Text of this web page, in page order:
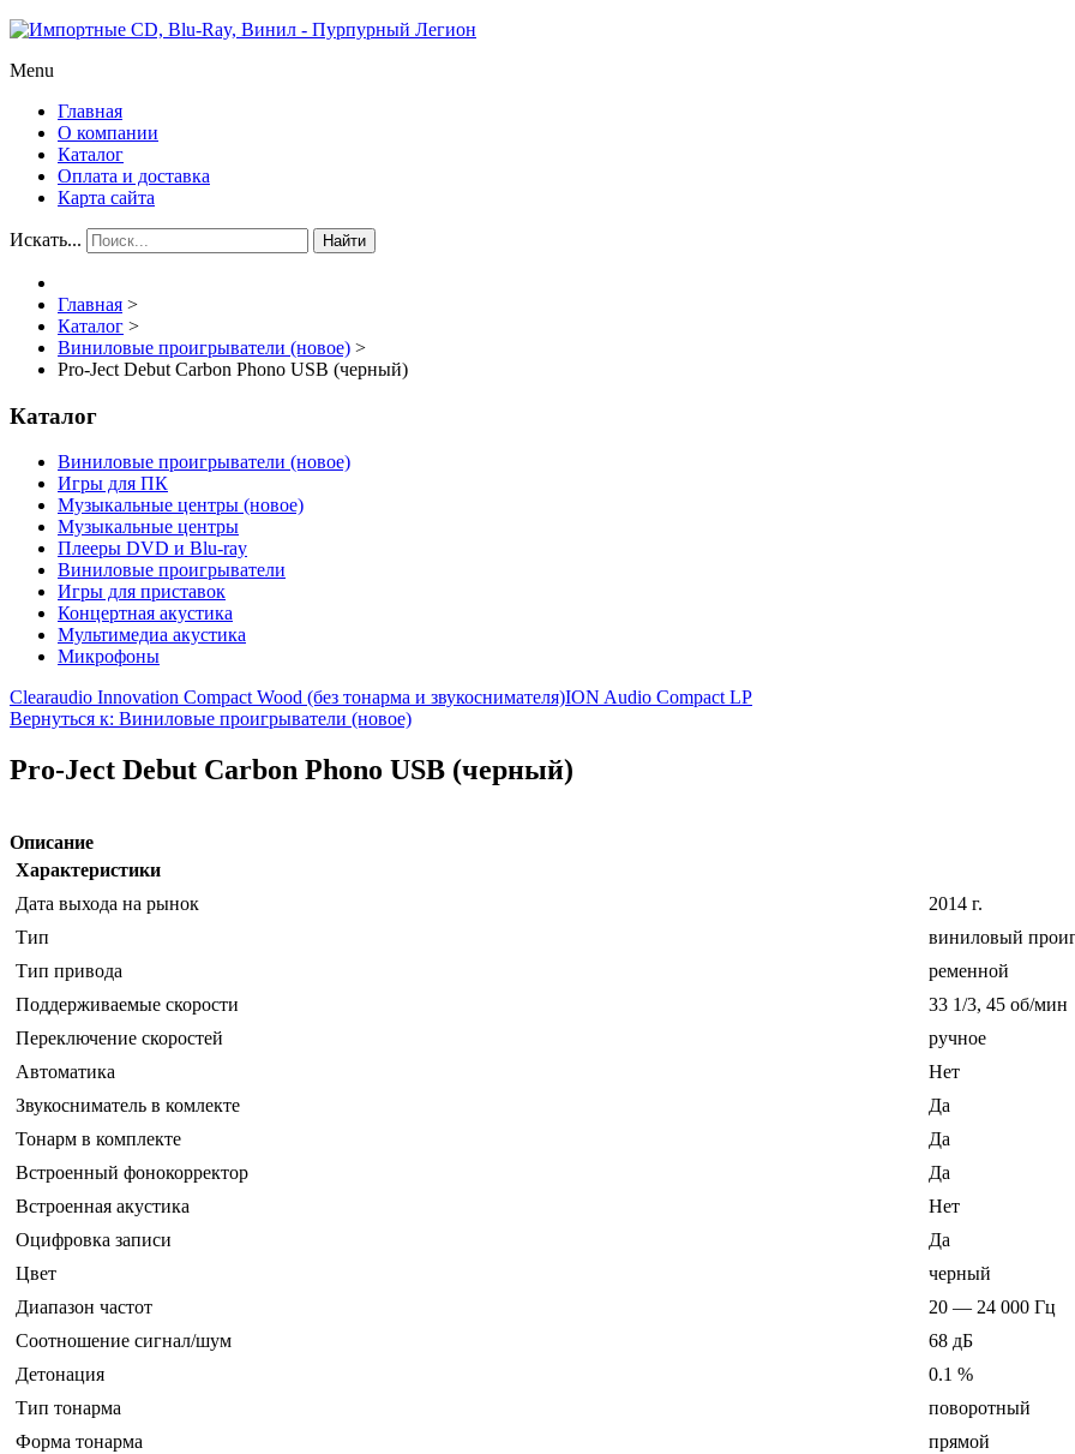
Menu
Главная
О компании
Каталог
Оплата и доставка
Карта сайта
Искать... Найти
Главная >
Каталог >
Виниловые проигрыватели (новое) >
Pro-Ject Debut Carbon Phono USB (черный)
Каталог
Виниловые проигрыватели (новое)
Игры для ПК
Музыкальные центры (новое)
Музыкальные центры
Плееры DVD и Blu-ray
Виниловые проигрыватели
Игры для приставок
Концертная акустика
Мультимедиа акустика
Микрофоны
Clearaudio Innovation Compact Wood (без тонарма и звукоснимателя)ION Audio Compact LP
Вернуться к: Виниловые проигрыватели (новое)
Pro-Ject Debut Carbon Phono USB (черный)
Описание
Характеристики
Дата выхода на рынок
2014 г.
Тип
виниловый
Тип привода
ременной
Поддерживаемые скорости
33 1/3, 45 об/мин
Переключение скоростей
ручное
Автоматика
Нет
Звукосниматель в комлекте
Да
Тонарм в комплекте
Да
Встроенный фонокорректор
Да
Встроенная акустика
Нет
Оцифровка записи
Да
Цвет
черный
Диапазон частот
20 — 24 000 Гц
Соотношение сигнал/шум
68 дБ
Детонация
0.1 %
Тип тонарма
поворотный
Форма тонарма
прямой